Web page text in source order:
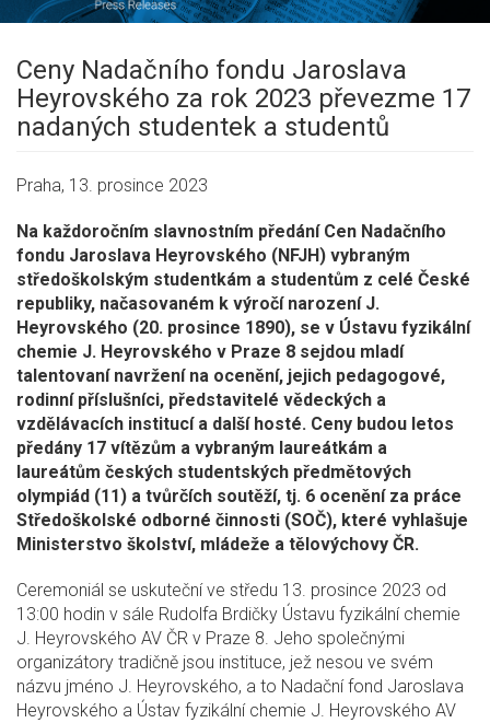
Ceny Nadačního fondu Jaroslava
Heyrovského za rok 2023 převezme 17
nadaných studentek a studentů
Praha, 13. prosince 2023
Na každoročním slavnostním předání Cen Nadačního
fondu Jaroslava Heyrovského (NFJH) vybraným
středoškolským studentkám a studentům z celé České
republiky, načasovaném k výročí narození J.
Heyrovského (20. prosince 1890), se v Ústavu fyzikální
chemie J. Heyrovského v Praze 8 sejdou mladí
talentovaní navržení na ocenění, jejich pedagogové,
rodinní příslušníci, představitelé vědeckých a
vzdělávacích institucí a další hosté. Ceny budou letos
předány 17 vítězům a vybraným laureátkám a
laureátům českých studentských předmětových
olympiád (11) a tvůrčích soutěží, tj. 6 ocenění za práce
Středoškolské odborné činnosti (SOČ), které vyhlašuje
Ministerstvo školství, mládeže a tělovýchovy ČR.
Ceremoniál se uskuteční ve středu 13. prosince 2023 od
13:00 hodin v sále Rudolfa Brdičky Ústavu fyzikální chemie
J. Heyrovského AV ČR v Praze 8. Jeho společnými
organizátory tradičně jsou instituce, jež nesou ve svém
názvu jméno J. Heyrovského, a to Nadační fond Jaroslava
Heyrovského a Ústav fyzikální chemie J. Heyrovského AV